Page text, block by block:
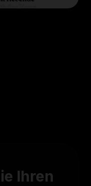
Ihren